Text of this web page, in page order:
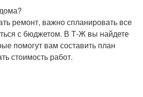
ремонт, важно спланировать все
с бюджетом. В Т-Ж вы найдете
помогут вам составить план
стоимость работ.